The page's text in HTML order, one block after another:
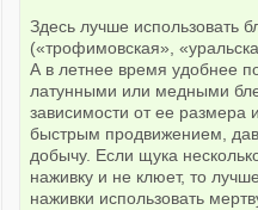
Здесь лучше использовать
(«трофимовская»,
А в летнее время удобнее
латунными или медными
зависимости от ее размера
быстрым продвижением,
добычу. Если щука
наживку и не клюет, то
наживки использовать